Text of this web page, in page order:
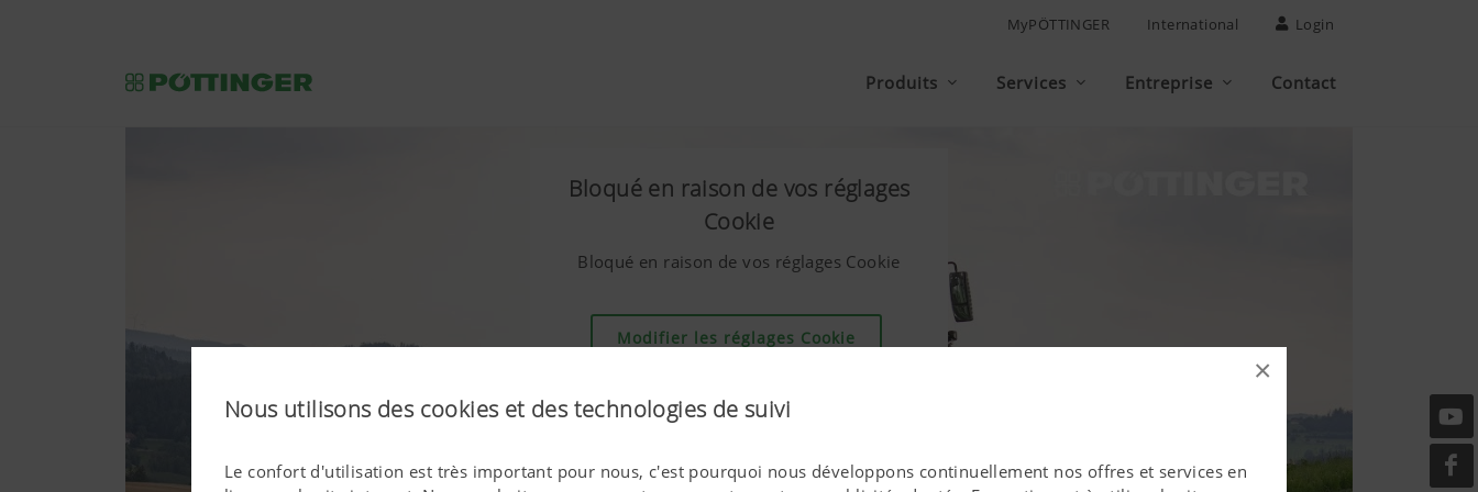
×
Nous utilisons des cookies et des technologies de suivi
Le confort d'utilisation est très important pour nous, c'est pourquoi nous développons continuellement nos offres et services en
MyPÖTTINGER International Login
Produits Services Entreprise Contact
Bloqué en raison de vos réglages
Cookie
Bloqué en raison de vos réglages Cookie
Modifier les réglages Cookie